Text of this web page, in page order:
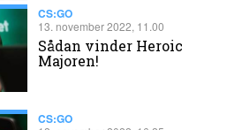
CS:GO
13. november 2022, 11.00
Sådan vinder Heroic
Majoren!
CS:GO